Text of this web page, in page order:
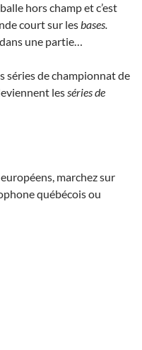
hors champ et c’est
court sur lesbases.
dans une partie…
séries de championnat de
lesséries de
marchez sur
québécois ou